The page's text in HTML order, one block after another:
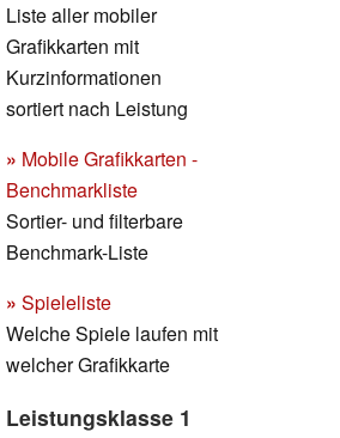
Liste aller mobiler
Grafikkarten mit
Kurzinformationen
sortiert nach Leistung
» Mobile Grafikkarten -
Benchmarkliste
Sortier- und filterbare
Benchmark-Liste
» Spieleliste
Welche Spiele laufen mit
welcher Grafikkarte
Leistungsklasse 1